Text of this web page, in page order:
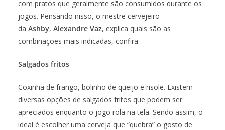
com pratos que geralmente são consumidos durante os
jogos. Pensando nisso, o mestre cervejeiro
da Ashby, Alexandre Vaz, explica quais são as
combinações mais indicadas, confira:
Salgados fritos
Coxinha de frango, bolinho de queijo e risole. Existem
diversas opções de salgados fritos que podem ser
apreciados enquanto o jogo rola na tela. Sendo assim, o
ideal é escolher uma cerveja que “quebra” o gosto de